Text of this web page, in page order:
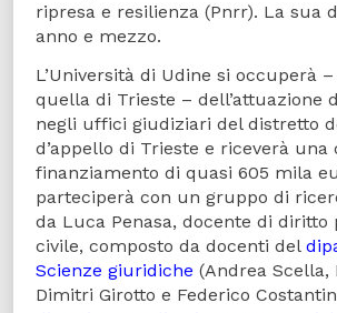
ripresa e resilienza (Pnrr). La sua
anno e mezzo.
L’Università di Udine si occuperà
quella di Trieste – dell’attuazione
negli uffici giudiziari del distretto
d’appello di Trieste e riceverà una
finanziamento di quasi 605 mila
parteciperà con un gruppo di
da Luca Penasa, docente di diritto
civile, composto da docenti del
Scienze giuridiche (Andrea Scella,
Dimitri Girotto e Federico